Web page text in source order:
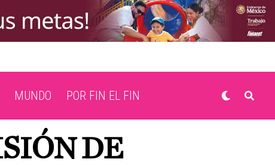
MUNDO POR FIN EL FIN
DE